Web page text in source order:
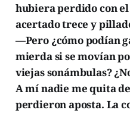
hubiera perdido con
acertado trece y
—Pero ¿cómo podían
mierda si se movían
viejas sonámbulas?
A mí nadie me quita
perdieron aposta. La